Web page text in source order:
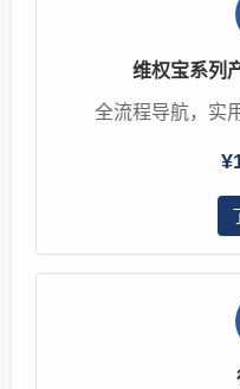
维权宝系列
全流程导航，实